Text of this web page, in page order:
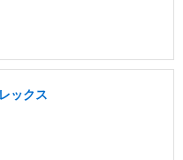
ックス